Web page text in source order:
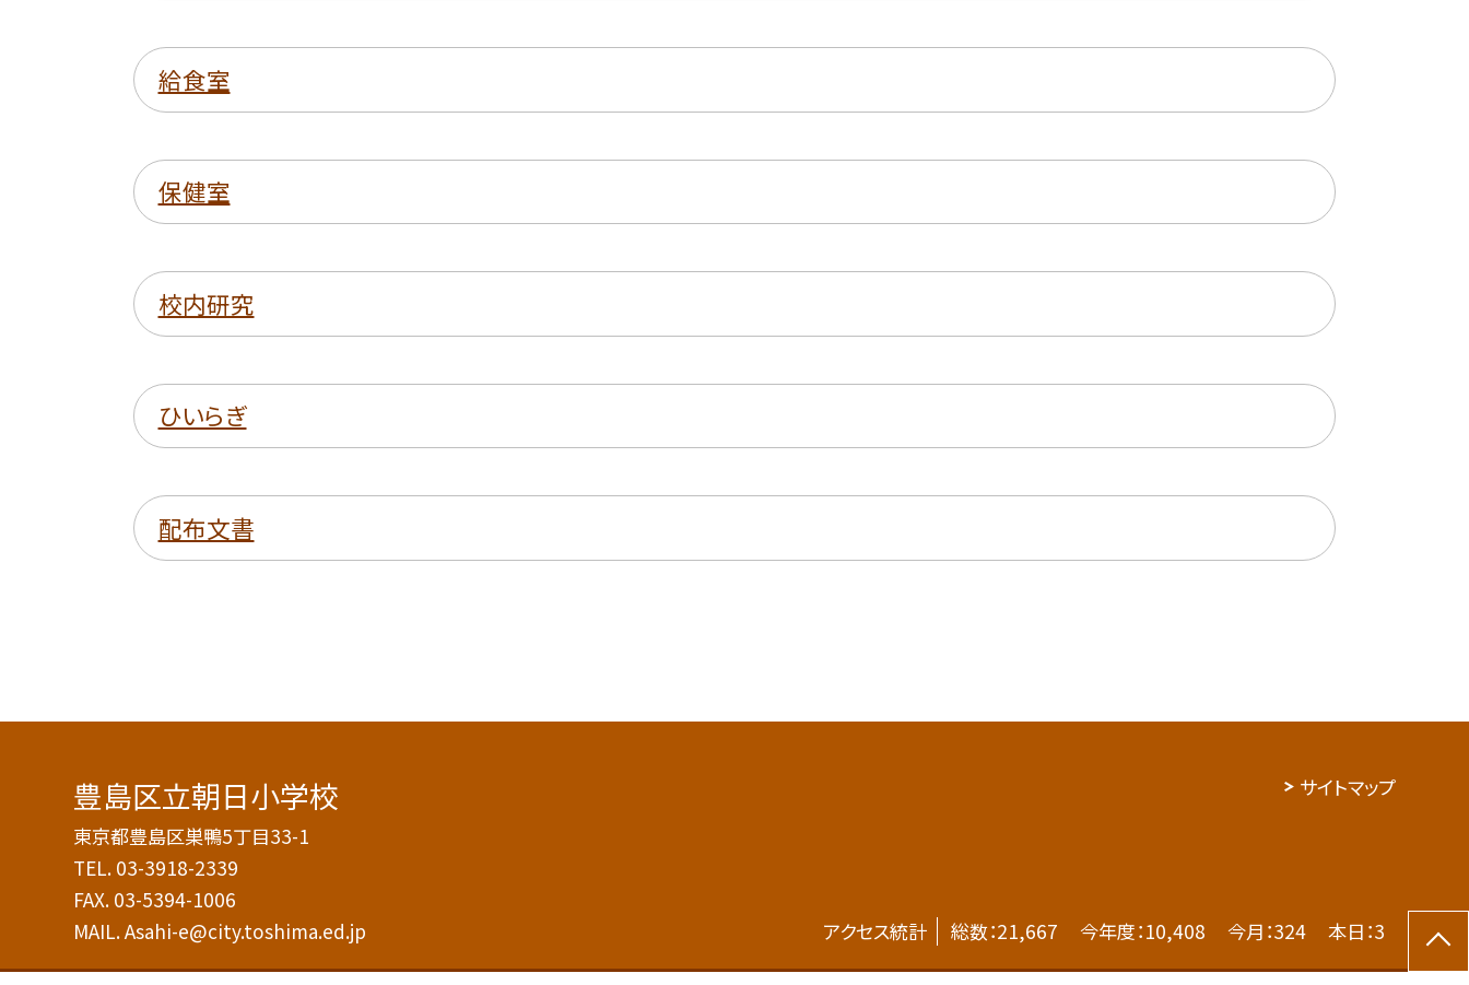
給食室
保健室
校内研究
ひいらぎ
配布文書
豊島区立朝日小学校
東京都豊島区巣鴨5丁目33-1
TEL. 03-3918-2339
FAX. 03-5394-1006
MAIL. Asahi-e@city.toshima.ed.jp
サイトマップ
アクセス統計 総数：21,667 今年度：10,408 今月：324 本日：3